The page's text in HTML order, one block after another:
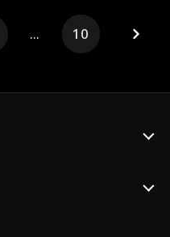
alle halten.droht die
vor der sie geflohen ist,
... 10